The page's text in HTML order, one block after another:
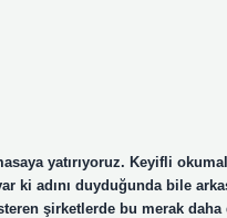
yatırıyoruz. Keyifli
ki adını duyduğunda bile
şirketlerde bu merak